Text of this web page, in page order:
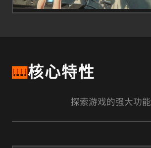
🎹核心特性
探索游戏的强大功能